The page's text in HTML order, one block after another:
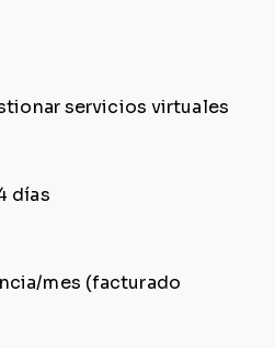
servicios virtuales
días
mes (facturado